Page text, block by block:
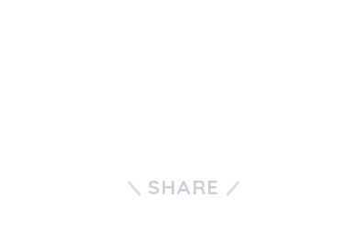
SHARE